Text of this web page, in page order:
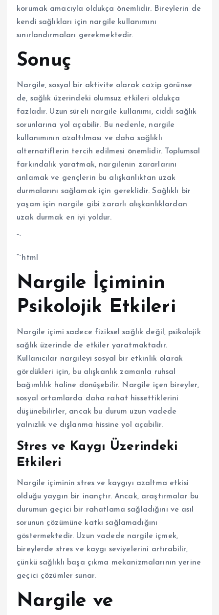
korumak amacıyla oldukça önemlidir. Bireylerin de
kendi sağlıkları için nargile kullanımını
sınırlandırmaları gerekmektedir.
Sonuç
Nargile, sosyal bir aktivite olarak cazip görünse
de, sağlık üzerindeki olumsuz etkileri oldukça
fazladır. Uzun süreli nargile kullanımı, ciddi sağlık
sorunlarına yol açabilir. Bu nedenle, nargile
kullanımının azaltılması ve daha sağlıklı
alternatiflerin tercih edilmesi önemlidir. Toplumsal
farkındalık yaratmak, nargilenin zararlarını
anlamak ve gençlerin bu alışkanlıktan uzak
durmalarını sağlamak için gereklidir. Sağlıklı bir
yaşam için nargile gibi zararlı alışkanlıklardan
uzak durmak en iyi yoldur.
“`
“`html
Nargile İçiminin
Psikolojik Etkileri
Nargile içimi sadece fiziksel sağlık değil, psikolojik
sağlık üzerinde de etkiler yaratmaktadır.
Kullanıcılar nargileyi sosyal bir etkinlik olarak
gördükleri için, bu alışkanlık zamanla ruhsal
bağımlılık haline dönüşebilir. Nargile içen bireyler,
sosyal ortamlarda daha rahat hissettiklerini
düşünebilirler, ancak bu durum uzun vadede
yalnızlık ve dışlanma hissine yol açabilir.
Stres ve Kaygı Üzerindeki
Etkileri
Nargile içiminin stres ve kaygıyı azaltma etkisi
olduğu yaygın bir inançtır. Ancak, araştırmalar bu
durumun geçici bir rahatlama sağladığını ve asıl
sorunun çözümüne katkı sağlamadığını
göstermektedir. Uzun vadede nargile içmek,
bireylerde stres ve kaygı seviyelerini artırabilir,
çünkü sağlıklı başa çıkma mekanizmalarının yerine
geçici çözümler sunar.
Nargile ve